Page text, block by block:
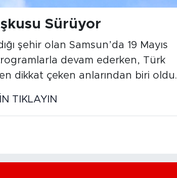
Sürüyor
şehir olan Samsun’da 19 Mayıs
devam ederken, Türk
en dikkat çeken anlarından biri oldu.
TIKLAYIN